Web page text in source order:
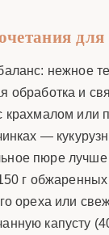
нежное
обработка и
—
пюре лучше
г
ореха или
капусту